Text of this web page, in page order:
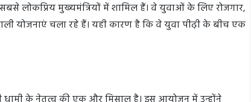
लोकप्रिय मुख्यमंत्रियों में शामिल हैं। वे युवाओं के लिए रोजगार,
योजनाएं चला रहे हैं। यही कारण है कि वे युवा पीढ़ी के बीच एक